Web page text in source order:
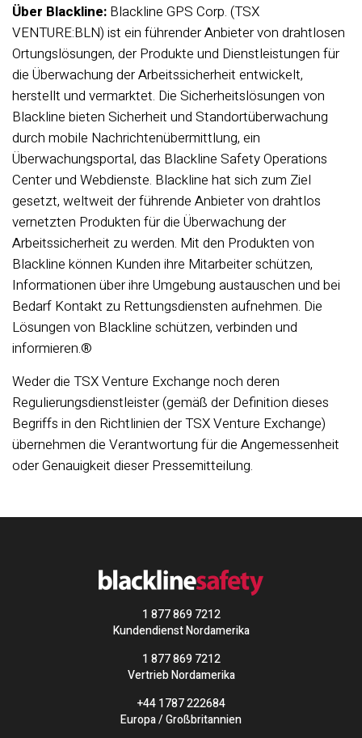
Über Blackline: Blackline GPS Corp. (TSX
VENTURE:BLN) ist ein führender Anbieter von drahtlosen
Ortungslösungen, der Produkte und Dienstleistungen für
die Überwachung der Arbeitssicherheit entwickelt,
herstellt und vermarktet. Die Sicherheitslösungen von
Blackline bieten Sicherheit und Standortüberwachung
durch mobile Nachrichtenübermittlung, ein
Überwachungsportal, das Blackline Safety Operations
Center und Webdienste. Blackline hat sich zum Ziel
gesetzt, weltweit der führende Anbieter von drahtlos
vernetzten Produkten für die Überwachung der
Arbeitssicherheit zu werden. Mit den Produkten von
Blackline können Kunden ihre Mitarbeiter schützen,
Informationen über ihre Umgebung austauschen und bei
Bedarf Kontakt zu Rettungsdiensten aufnehmen. Die
Lösungen von Blackline schützen, verbinden und
informieren.®
Weder die TSX Venture Exchange noch deren
Regulierungsdienstleister (gemäß der Definition dieses
Begriffs in den Richtlinien der TSX Venture Exchange)
übernehmen die Verantwortung für die Angemessenheit
oder Genauigkeit dieser Pressemitteilung.
1 877 869 7212
Kundendienst Nordamerika
1 877 869 7212
Vertrieb Nordamerika
+44 1787 222684
Europa / Großbritannien